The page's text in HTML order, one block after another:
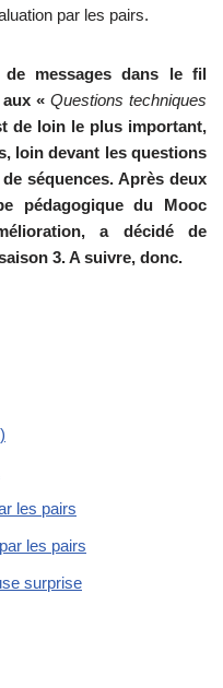
par les pairs.
messages dans le fil
aux «Questions techniques
de loin le plus important,
loin devant les questions
séquences. Après deux
pédagogique du Mooc
a décidé de
3. A suivre, donc.
les pairs
les pairs
surprise